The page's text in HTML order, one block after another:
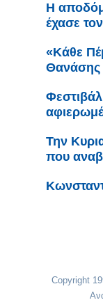
Η
έχασε
«Κάθε
Θανάσης
Την
που
Copyright